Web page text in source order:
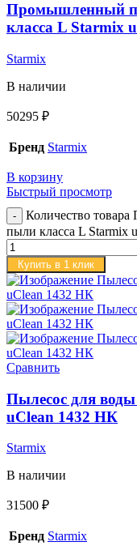
Промышленный
класса L Starmix
Starmix
В наличии
50295 ₽
Бренд Starmix
В корзину
Быстрый просмотр
Количество
пыли класса L Starmix
Купить в 1 клик
Сравнить
Пылесос для
uClean 1432 НК
Starmix
В наличии
31500 ₽
Бренд Starmix